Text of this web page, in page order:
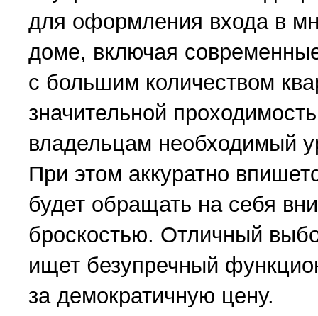
для оформления входа в
доме, включая
с большим количеством
значительной
владельцам необходимый
При этом аккуратно
будет обращать на себя
броскостью. Отличный
ищет безупречный
за демократичную цену.